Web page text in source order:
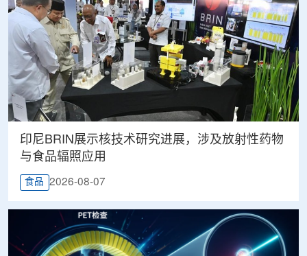
印尼BRIN展示核技术研究进展，涉及放射性药物
与食品辐照应用
食品 2026-08-07